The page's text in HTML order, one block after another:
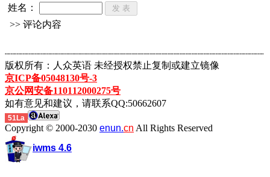
姓名：
>> 评论内容
┈┈┈┈┈┈┈┈┈┈┈┈┈┈┈┈┈┈┈┈┈┈┈┈┈┈┈┈┈┈┈┈┈┈┈┈┈┈┈┈┈┈┈
版权所有：人众英语 未经授权禁止复制或建立镜像
京ICP备05048130号-3
京公网安备110112000275号
如有意见和建议，请联系QQ:50662607
51La
Copyright © 2000-2030 enun.cn All Rights Reserved
iwms 4.6